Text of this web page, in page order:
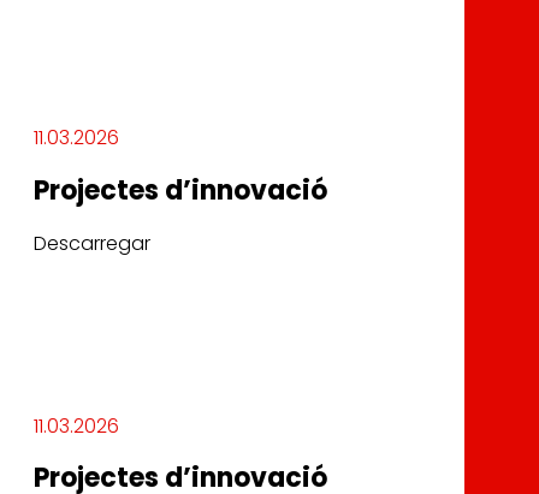
11.03.2026
Projectes d’innovació
Descarregar
11.03.2026
Projectes d’innovació